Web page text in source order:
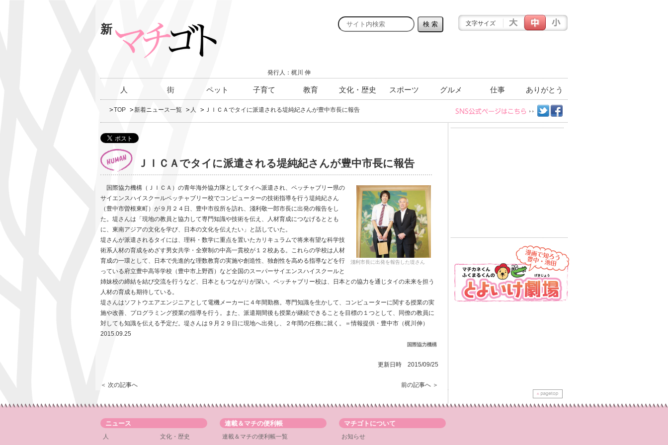
新
発行人：梶川 伸
文字サイズ
人 街 ペット 子育て 教育 文化・歴史 スポーツ グルメ 仕事 ありがとう
TOP 新着ニュース一覧 人 ＪＩＣＡでタイに派遣される堤純紀さんが豊中市長に報告
ＪＩＣＡでタイに派遣される堤純紀さんが豊中市長に報告
淺利市長に出発を報告した堤さん
国際協力機構（ＪＩＣＡ）の青年海外協力隊としてタイへ派遣され、ペッチャブリー県の
サイエンスハイスクールペッチャブリー校でコンピューターの技術指導を行う堤純紀さん
（豊中市曽根東町）が９月２４日、豊中市役所を訪れ、淺利敬一郎市長に出発の報告をし
た。堤さんは「現地の教員と協力して専門知識や技術を伝え、人材育成につなげるととも
に、東南アジアの文化を学び、日本の文化を伝えたい」と話していた。
堤さんが派遣されるタイには、理科・数学に重点を置いたカリキュラムで将来有望な科学技
術系人材の育成をめざす男女共学・全寮制の中高一貫校が１２校ある。これらの学校は人材
育成の一環として、日本で先進的な理数教育の実施や創造性、独創性を高める指導などを行
っている府立豊中高等学校（豊中市上野西）など全国のスーパーサイエンスハイスクールと
姉妹校の締結を結び交流を行うなど、日本ともつながりが深い。ペッチャブリー校は、日本との協力を通じタイの未来を担う
人材の育成も期待している。
堤さんはソフトウエアエンジニアとして電機メーカーに４年間勤務。専門知識を生かして、コンピューターに関する授業の実
施や改善、プログラミング授業の指導を行う。また、派遣期間後も授業が継続できることを目標の１つとして、同僚の教員に
対しても知識を伝える予定だ。堤さんは９月２９日に現地へ出発し、２年間の任務に就く。＝情報提供・豊中市（梶川伸）
2015.09.25
国際協力機構
更新日時 2015/09/25
前の記事へ ＞
＜ 次の記事へ
ニュース
人 文化・歴史
連載＆マチの便利帳
連載＆マチの便利帳一覧
マチゴトについて
お知らせ